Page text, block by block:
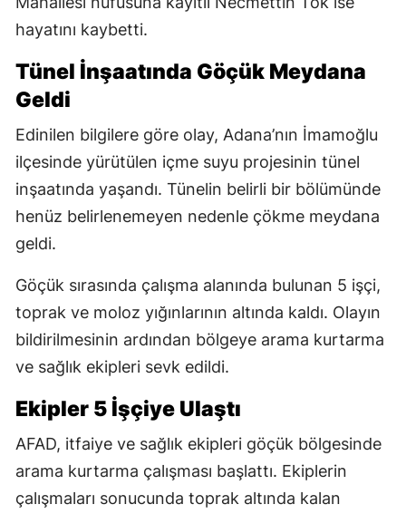
hayatını kaybetti.
Tünel İnşaatında Göçük Meydana
Geldi
Edinilen bilgilere göre olay, Adana’nın İmamoğlu
ilçesinde yürütülen içme suyu projesinin tünel
inşaatında yaşandı. Tünelin belirli bir bölümünde
henüz belirlenemeyen nedenle çökme meydana
geldi.
Göçük sırasında çalışma alanında bulunan 5 işçi,
toprak ve moloz yığınlarının altında kaldı. Olayın
bildirilmesinin ardından bölgeye arama kurtarma
ve sağlık ekipleri sevk edildi.
Ekipler 5 İşçiye Ulaştı
AFAD, itfaiye ve sağlık ekipleri göçük bölgesinde
arama kurtarma çalışması başlattı. Ekiplerin
çalışmaları sonucunda toprak altında kalan